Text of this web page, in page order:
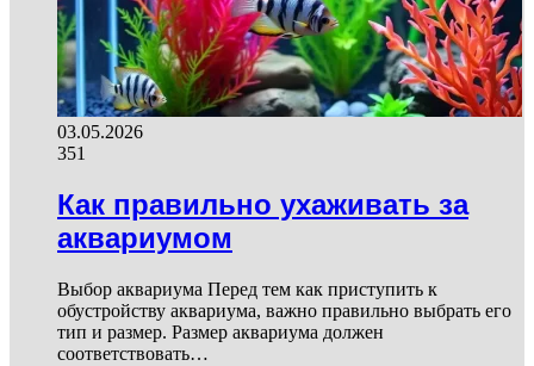
03.05.2026
351
Как правильно ухаживать за
аквариумом
Выбор аквариума Перед тем как приступить к
обустройству аквариума, важно правильно выбрать его
тип и размер. Размер аквариума должен
соответствовать…